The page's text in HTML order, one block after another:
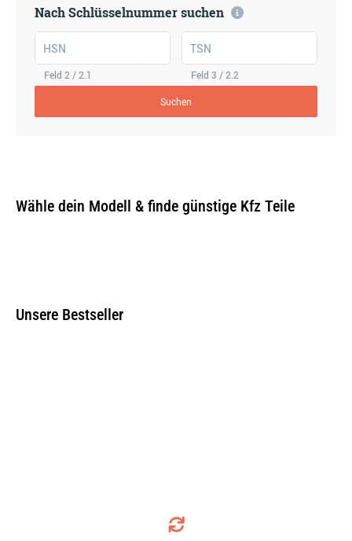
Nach Schlüsselnummer suchen
HSN
Feld 2 / 2.1
TSN
Feld 3 / 2.2
Suchen
Wähle dein Modell & finde günstige Kfz Teile
Unsere Bestseller